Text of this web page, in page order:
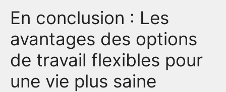
En conclusion : Les
avantages des options
de travail flexibles pour
une vie plus saine